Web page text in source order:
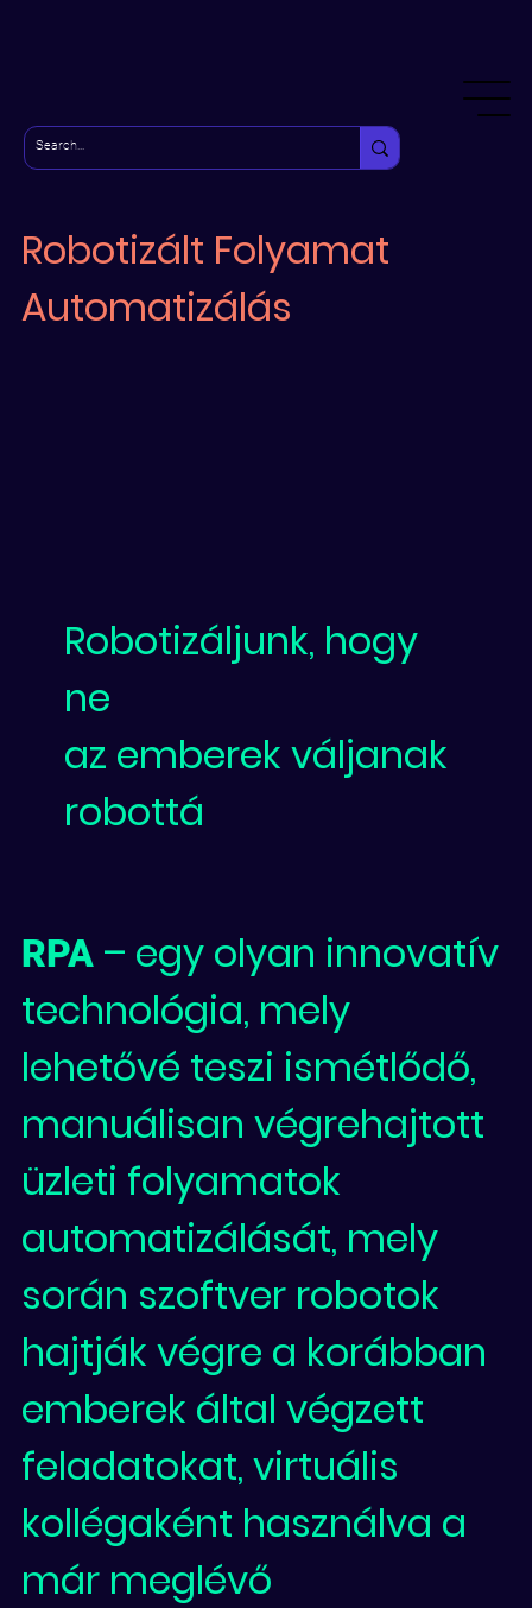
Robotizált Folyamat
Automatizálás
Robotizáljunk, hogy
ne
az emberek váljanak
robottá
RPA – egy olyan innovatív
technológia, mely
lehetővé teszi ismétlődő,
manuálisan végrehajtott
üzleti folyamatok
automatizálását, mely
során szoftver robotok
hajtják végre a korábban
emberek által végzett
feladatokat, virtuális
kollégaként használva a
már meglévő